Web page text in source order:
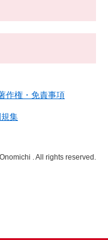
作権・免責事項
集
. All rights reserved.